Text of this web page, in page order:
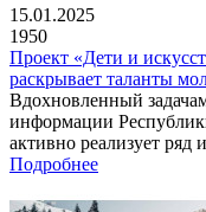
15.01.2025
1950
Проект «Дети и
раскрывает таланты
Вдохновленный
информации
активно реализует ряд
Подробнее